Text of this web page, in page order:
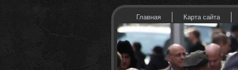
Главная Карта сайта